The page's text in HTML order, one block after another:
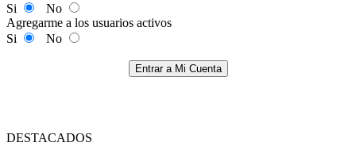
Si
No
Agregarme a los usuarios activos
Si
No
Entrar a Mi Cuenta
DESTACADOS